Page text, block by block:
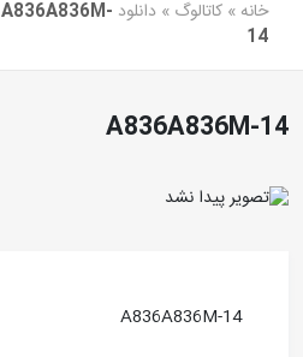
خانه » کاتالوگ » دانلود ASTM A803/A803M-16 A836A836M-
14
A836A836M-14
A836A836M-14